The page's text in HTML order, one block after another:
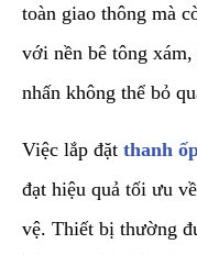
toàn giao thông mà
với nền bê tông
nhấn không thể bỏ
​Việc lắp đặt thanh
đạt hiệu quả tối ưu
vệ. Thiết bị thường